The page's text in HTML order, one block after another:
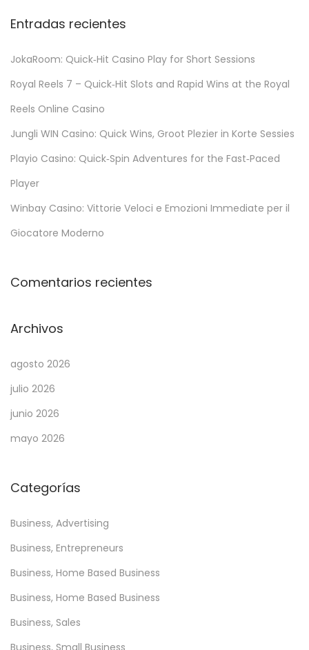
e
R
o
a
l
o
A
e
r
e
T
l
s
d
e
a
v
Entradas recientes
JokaRoom: Quick‑Hit Casino Play for Short Sessions
Royal Reels 7 – Quick‑Hit Slots and Rapid Wins at the Royal
Reels Online Casino
Jungli WIN Casino: Quick Wins, Groot Plezier in Korte Sessies
Playio Casino: Quick‑Spin Adventures for the Fast‑Paced
Player
Winbay Casino: Vittorie Veloci e Emozioni Immediate per il
Giocatore Moderno
Comentarios recientes
Archivos
agosto 2026
julio 2026
junio 2026
mayo 2026
Categorías
Business, Advertising
Business, Entrepreneurs
Business, Home Based Business
Business, Home Based Business
Business, Sales
Business, Small Business